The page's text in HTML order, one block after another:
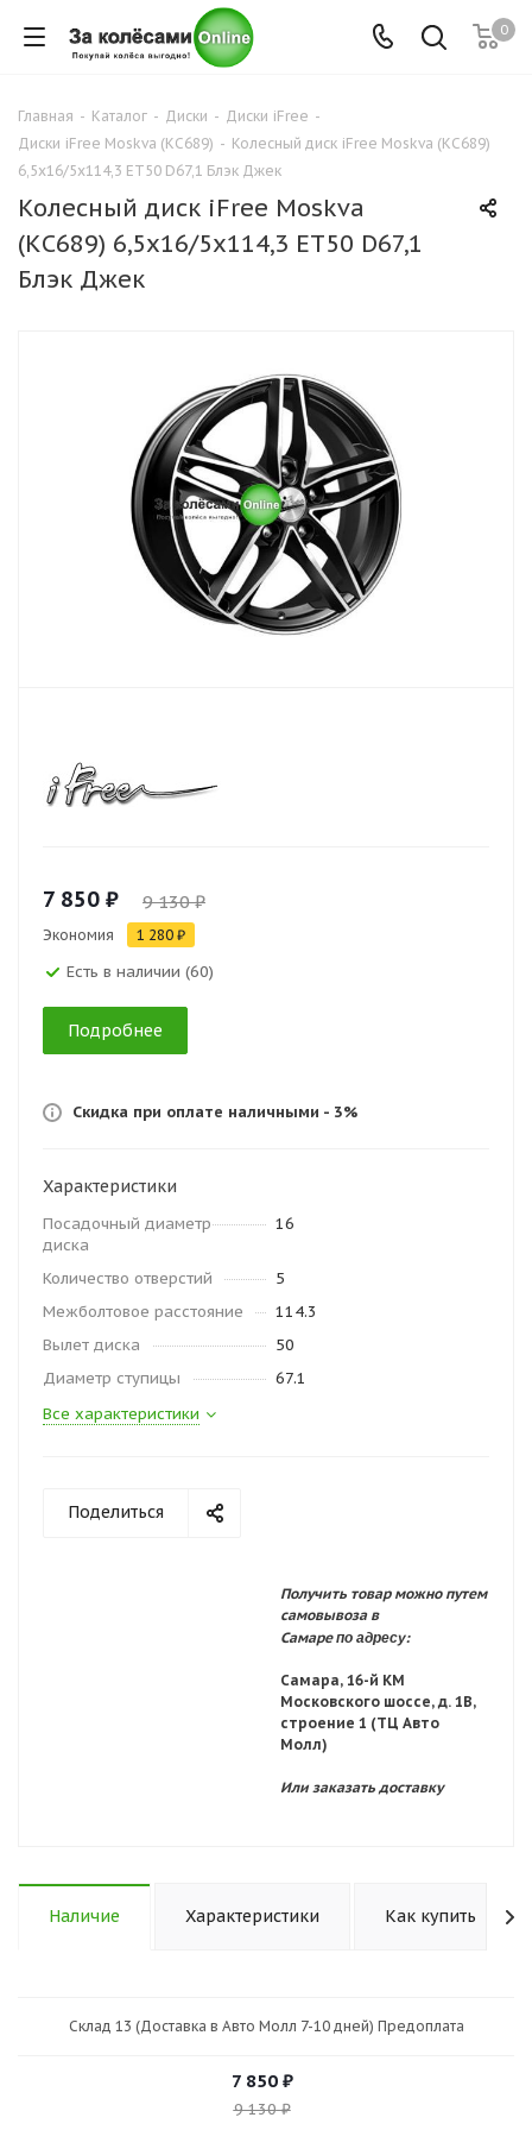
0
Главная - Каталог - Диски - Диски iFree -
Диски iFree Moskva (КС689) - Колесный диск iFree Moskva (КС689)
6,5x16/5x114,3 ET50 D67,1 Блэк Джек
Колесный диск iFree Moskva
(КС689) 6,5x16/5x114,3 ET50 D67,1
Блэк Джек
7 850 ₽ 9 130 ₽
Экономия 1 280 ₽
Есть в наличии (60)
Подробнее
Скидка при оплате наличными - 3%
Характеристики
Посадочный диаметр
диска
16
Количество отверстий
5
Межболтовое расстояние
114.3
Вылет диска
50
Диаметр ступицы
67.1
Все характеристики
Поделиться
Получить товар можно путем
самовывоза в
Самарепо адресу:
Самара, 16-й КМ
Московского шоссе, д. 1В,
строение 1 (ТЦ Авто
Молл)
Или заказать доставку
Наличие Характеристики Как купить
Склад 13 (Доставка в Авто Молл 7-10 дней) Предоплата
7 850₽
9 130₽